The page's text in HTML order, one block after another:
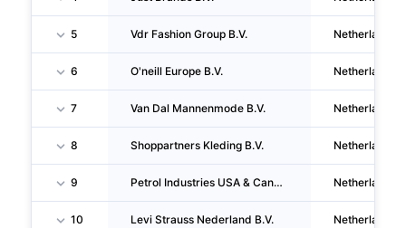
5 Vdr Fashion Group B.V. Netherlands
6 O'neill Europe B.V. Netherlands
7 Van Dal Mannenmode B.V. Netherlands
8 Shoppartners Kleding B.V. Netherlands
9 Petrol Industries USA & Canada B.V. Netherlands
10 Levi Strauss Nederland B.V. Netherlands